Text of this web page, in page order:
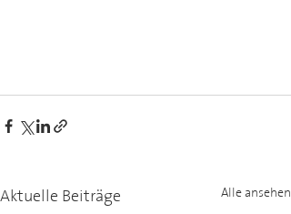
Aktuelle Beiträge Alle ansehen